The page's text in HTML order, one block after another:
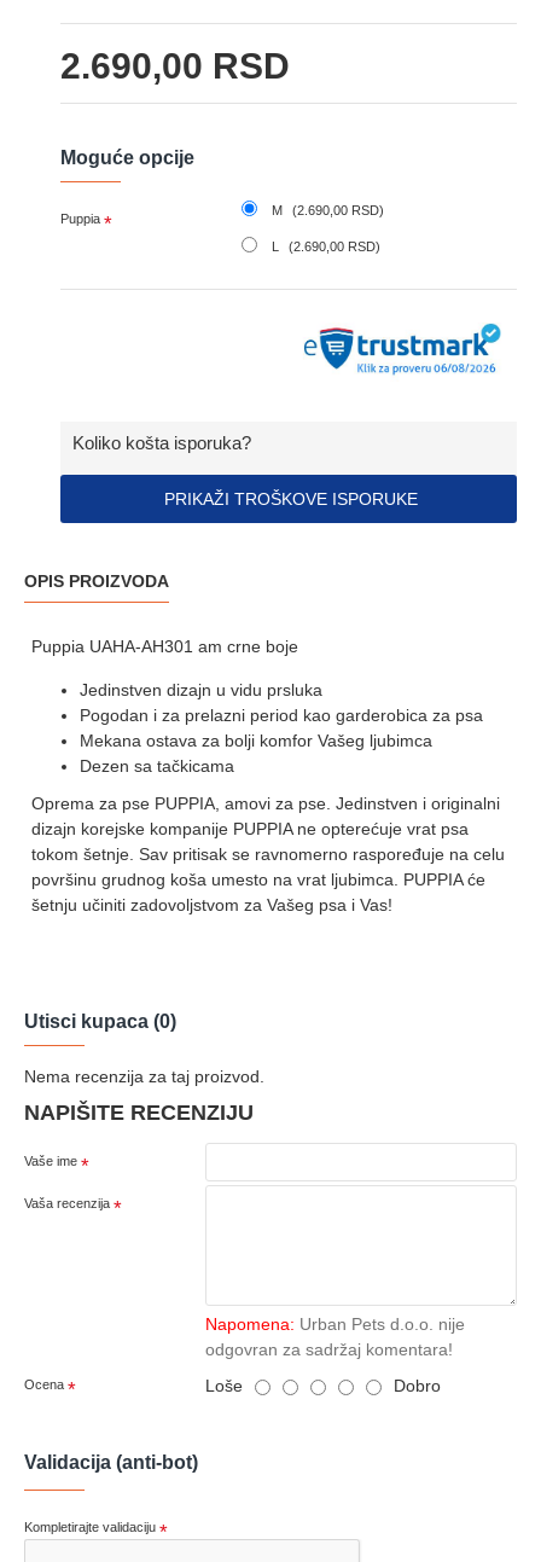
2.690,00 RSD
Moguće opcije
Puppia
M (2.690,00 RSD)
L (2.690,00 RSD)
Koliko košta isporuka?
PRIKAŽI TROŠKOVE ISPORUKE
OPIS PROIZVODA
Puppia UAHA-AH301 am crne boje
Jedinstven dizajn u vidu prsluka
Pogodan i za prelazni period kao garderobica za psa
Mekana ostava za bolji komfor Vašeg ljubimca
Dezen sa tačkicama
Oprema za pse PUPPIA, amovi za pse. Jedinstven i originalni
dizajn korejske kompanije PUPPIA ne opterećuje vrat psa
tokom šetnje. Sav pritisak se ravnomerno raspoređuje na celu
površinu grudnog koša umesto na vrat ljubimca. PUPPIA će
šetnju učiniti zadovoljstvom za Vašeg psa i Vas!
Utisci kupaca (0)
Nema recenzija za taj proizvod.
NAPIŠITE RECENZIJU
Vaše ime
Vaša recenzija
Napomena: Urban Pets d.o.o. nije
odgovran za sadržaj komentara!
Ocena Loše Dobro
Validacija (anti-bot)
Kompletirajte validaciju